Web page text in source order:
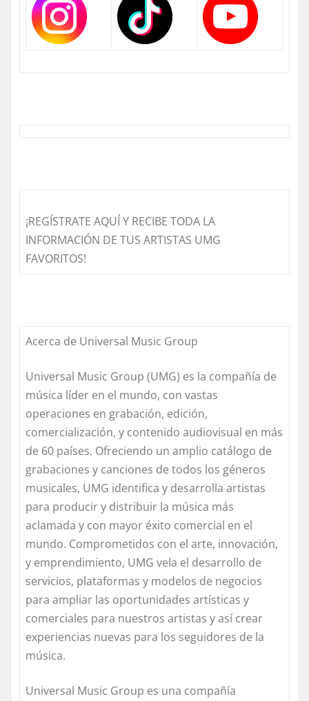
¡REGÍSTRATE AQUÍ Y RECIBE TODA LA
INFORMACIÓN DE TUS ARTISTAS UMG
FAVORITOS!
Acerca de Universal Music Group
Universal Music Group (UMG) es la compañía de
música líder en el mundo, con vastas
operaciones en grabación, edición,
comercialización, y contenido audiovisual en más
de 60 países. Ofreciendo un amplio catálogo de
grabaciones y canciones de todos los géneros
musicales, UMG identifica y desarrolla artistas
para producir y distribuir la música más
aclamada y con mayor éxito comercial en el
mundo. Comprometidos con el arte, innovación,
y emprendimiento, UMG vela el desarrollo de
servicios, plataformas y modelos de negocios
para ampliar las oportunidades artísticas y
comerciales para nuestros artistas y así crear
experiencias nuevas para los seguidores de la
música.
Universal Music Group es una compañía